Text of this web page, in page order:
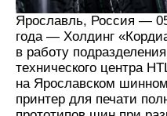
Ярославль, Россия —
года — Холдинг
в работу
технического центра
на Ярославском
принтер для печати